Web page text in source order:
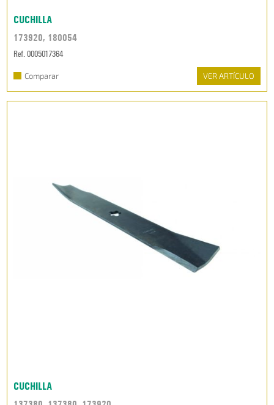
CUCHILLA
173920, 180054
Ref. 0005017364
Comparar VER ARTÍCULO
CUCHILLA